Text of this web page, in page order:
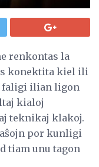
renkontas la
konektita kiel ili
faligi ilian ligon
kialoj
teknikaj klakoj.
por kunligi
tiam unu tagon